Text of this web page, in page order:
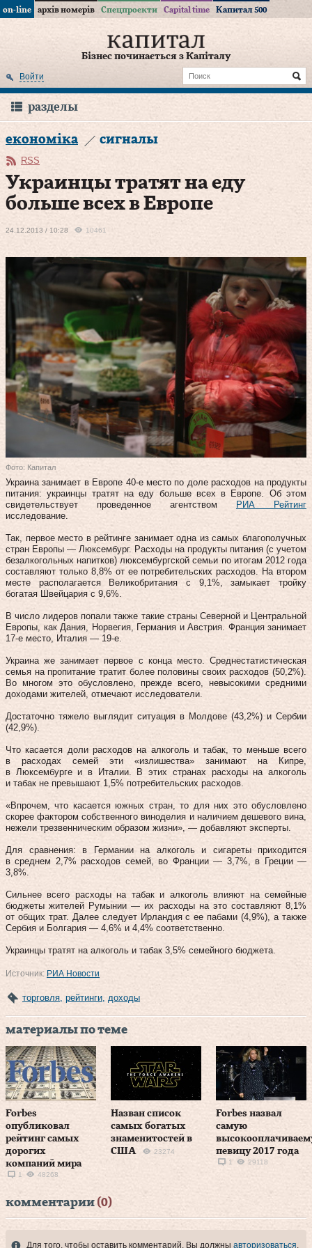
on-line архів номерів Спецпроекти Capital time Капитал 500
Бізнес починається з Капіталу
Войти
разделы
економіка сигналы
RSS
Украинцы тратят на еду
больше всех в Европе
24.12.2013 / 10:28 10461
Фото: Капитал
Украина занимает в Европе 40-е место по доле расходов на продукты
питания: украинцы тратят на еду больше всех в Европе. Об этом
свидетельствует проведенное агентством
РИА Рейтинг
исследование.
Так, первое место в рейтинге занимает одна из самых благополучных
стран Европы — Люксембург. Расходы на продукты питания (с учетом
безалкогольных напитков) люксембургской семьи по итогам 2012 года
составляют только 8,8% от ее потребительских расходов. На втором
месте располагается Великобритания с 9,1%, замыкает тройку
богатая Швейцария с 9,6%.
В число лидеров попали также такие страны Северной и Центральной
Европы, как Дания, Норвегия, Германия и Австрия. Франция занимает
17-е место, Италия — 19-е.
Украина же занимает первое с конца место. Среднестатистическая
семья на пропитание тратит более половины своих расходов (50,2%).
Во многом это обусловлено, прежде всего, невысокими средними
доходами жителей, отмечают исследователи.
Достаточно тяжело выглядит ситуация в Молдове (43,2%) и Сербии
(42,9%).
Что касается доли расходов на алкоголь и табак, то меньше всего
в расходах семей эти «излишества» занимают на Кипре,
в Люксембурге и в Италии. В этих странах расходы на алкоголь
и табак не превышают 1,5% потребительских расходов.
«Впрочем, что касается южных стран, то для них это обусловлено
скорее фактором собственного виноделия и наличием дешевого вина,
нежели трезвенническим образом жизни», — добавляют эксперты.
Для сравнения: в Германии на алкоголь и сигареты приходится
в среднем 2,7% расходов семей, во Франции — 3,7%, в Греции —
3,8%.
Сильнее всего расходы на табак и алкоголь влияют на семейные
бюджеты жителей Румынии — их расходы на это составляют 8,1%
от общих трат. Далее следует Ирландия с ее пабами (4,9%), а также
Сербия и Болгария — 4,6% и 4,4% соответственно.
Украинцы тратят на алкоголь и табак 3,5% семейного бюджета.
Источник: РИА Новости
торговля, рейтинги, доходы
материалы по теме
Forbes
опубликовал
рейтинг самых
дорогих
компаний мира
1 48268
Назван список
самых богатых
знаменитостей в
США
23274
Forbes назвал
самую
певицу 2017 года
1 29118
комментарии (0)
Для того, чтобы оставить комментарий, Вы должны авторизоваться